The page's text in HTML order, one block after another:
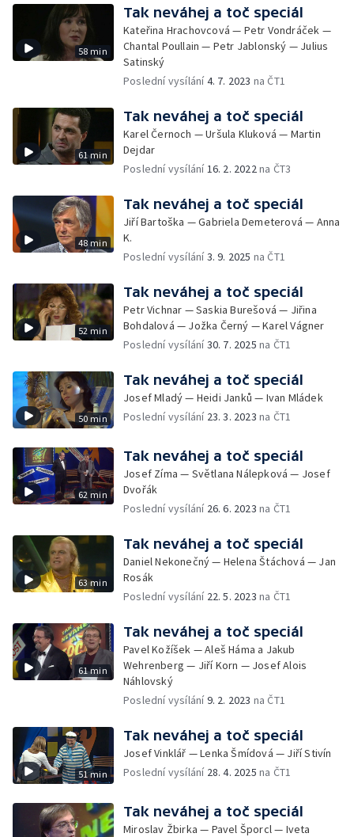
58 min
Tak neváhej a toč speciál
Kateřina Hrachovcová — Petr Vondráček —
Chantal Poullain — Petr Jablonský — Julius
Satinský
Poslední vysílání4. 7. 2023 na ČT1
61 min
Tak neváhej a toč speciál
Karel Černoch — Uršula Kluková — Martin
Dejdar
Poslední vysílání16. 2. 2022na ČT3
48 min
Tak neváhej a toč speciál
Jiří Bartoška — Gabriela Demeterová — Anna
K.
Poslední vysílání3. 9. 2025 na ČT1
52 min
Tak neváhej a toč speciál
Petr Vichnar — Saskia Burešová — Jiřina
Bohdalová — Jožka Černý — Karel Vágner
Poslední vysílání30. 7. 2025 na ČT1
50 min
Tak neváhej a toč speciál
Josef Mladý — Heidi Janků — Ivan Mládek
Poslední vysílání 23. 3. 2023 na ČT1
62 min
Tak neváhej a toč speciál
Josef Zíma — Světlana Nálepková — Josef
Dvořák
Poslední vysílání 26. 6. 2023 na ČT1
63 min
Tak neváhej a toč speciál
Daniel Nekonečný — Helena Štáchová — Jan
Rosák
Poslední vysílání 22. 5. 2023 na ČT1
61 min
Tak neváhej a toč speciál
Pavel Kožíšek — Aleš Háma a Jakub
Wehrenberg — Jiří Korn — Josef Alois
Náhlovský
Poslední vysílání9. 2. 2023 na ČT1
51 min
Tak neváhej a toč speciál
Josef Vinklář — Lenka Šmídová — Jiří Stivín
Poslední vysílání 28. 4. 2025 na ČT1
Tak neváhej a toč speciál
Miroslav Žbirka — Pavel Šporcl — Iveta